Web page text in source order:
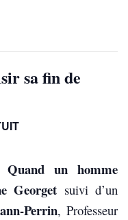
sa fin de
Quand un homme
Georget suivi d’un
Perrin, Professeur